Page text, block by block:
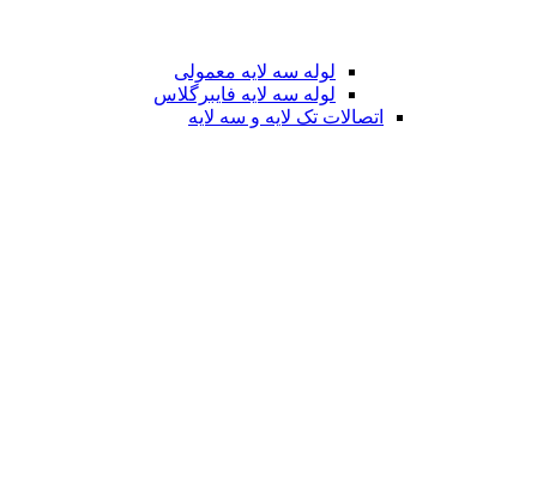
لوله سه لایه معمولی
لوله سه لایه فایبرگلاس
اتصالات تک لایه و سه لایه